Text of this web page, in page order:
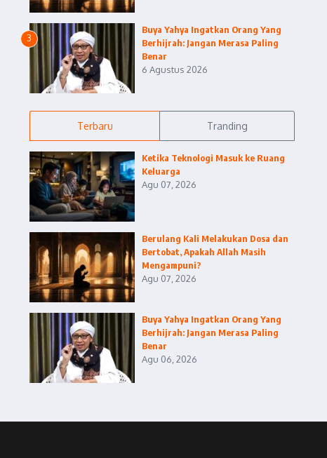
3
Buya Yahya Ingatkan Orang Yang
Berhijrah: Jangan Merasa Paling
Benar
6 Agustus 2026
Terbaru Tranding
Ketika Teknologi Masuk ke Ruang
Keluarga
Agu 07, 2026
Berulang Kali Melakukan Dosa dan
Bertobat, Apakah Allah Masih
Mengampuni?
Agu 07, 2026
Buya Yahya Ingatkan Orang Yang
Berhijrah: Jangan Merasa Paling
Benar
Agu 06, 2026